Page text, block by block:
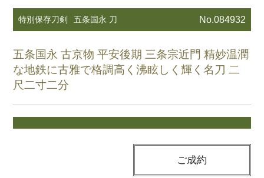
特別保存刀剣 五条国永 刀 No.084932
五条国永 古京物 平安後期 三条宗近門 精妙温潤
な地鉄に古雅で格調高く沸眩しく輝く名刀 二
尺二寸二分
ご成約